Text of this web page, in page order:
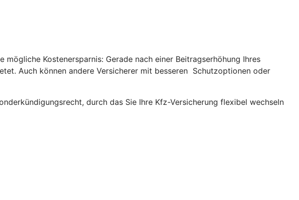
Kostenersparnis: Gerade nach einer Beitragserhöhung Ihres
Auch können andere Versicherer mit besseren Schutzoptionen oder
durch das Sie Ihre Kfz-Versicherung flexibel wechseln